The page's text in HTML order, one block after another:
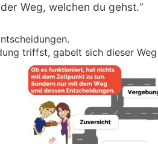
Weg, welchen du gehst.“
triffst, gabelt sich dieser Weg